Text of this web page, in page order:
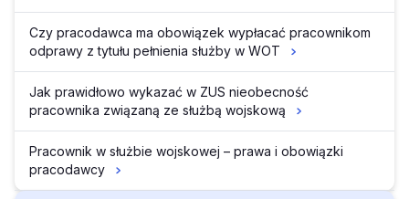
Czy pracodawca ma obowiązek wypłacać pracownikom
odprawy z tytułu pełnienia służby w WOT
Jak prawidłowo wykazać w ZUS nieobecność
pracownika związaną ze służbą wojskową
Pracownik w służbie wojskowej – prawa i obowiązki
pracodawcy